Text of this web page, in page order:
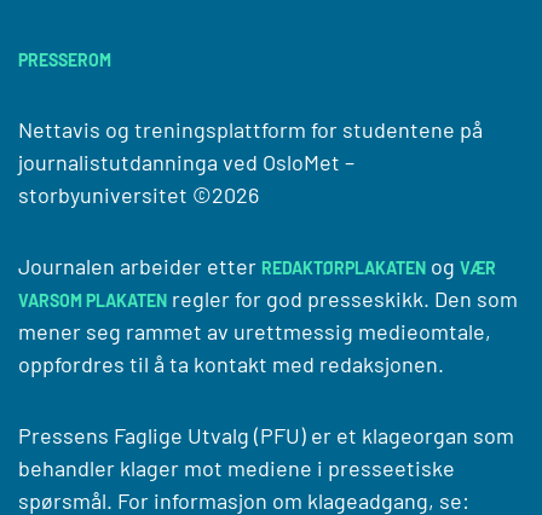
PRESSEROM
Nettavis og treningsplattform for studentene på
journalistutdanninga ved OsloMet –
storbyuniversitet ©2026
Journalen arbeider etter REDAKTØRPLAKATEN og VÆR
VARSOM PLAKATEN regler for god presseskikk. Den som
mener seg rammet av urettmessig medieomtale,
oppfordres til å ta kontakt med redaksjonen.
Pressens Faglige Utvalg (PFU) er et klageorgan som
behandler klager mot mediene i presseetiske
spørsmål. For informasjon om klageadgang, se: